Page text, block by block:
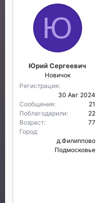
Ю
Юрий Сергеевич
Новичок
Регистрация
30 Авг 2024
Сообщения
21
Поблагодарили
22
Возраст
77
Город
д.Филиппово
Подмосковье